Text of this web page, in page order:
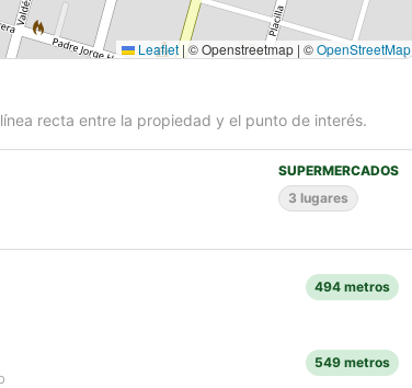
Leaflet |© Openstreetmap | ©OpenStreetMap
recta entre la propiedad y el punto de interés.
SUPERMERCADOS
3 lugares
494 metros
549 metros